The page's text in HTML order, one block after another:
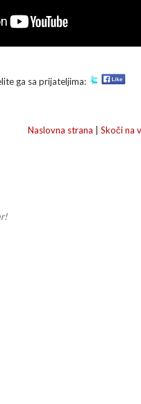
ga sa prijateljima:
Naslovna strana Skoči na